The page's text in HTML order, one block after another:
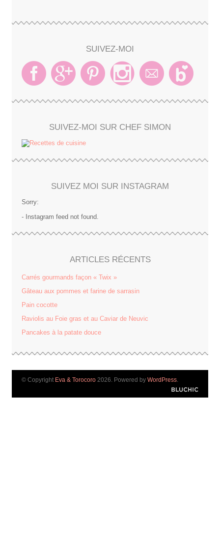
SUIVEZ-MOI
SUIVEZ-MOI SUR CHEF SIMON
SUIVEZ MOI SUR INSTAGRAM
Sorry:
- Instagram feed not found.
ARTICLES RÉCENTS
Carrés gourmands façon « Twix »
Gâteau aux pommes et farine de sarrasin
Pain cocotte
Raviolis au Foie gras et au Caviar de Neuvic
Pancakes à la patate douce
© Copyright Eva & Torocoro 2026. Powered by WordPress